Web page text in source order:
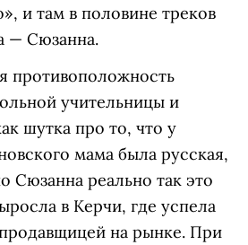
и там в половине треков
— Сюзанна.
противоположность
учительницы и
шутка про то, что у
мама была русская,
Сюзанна реально так это
в Керчи, где успела
на рынке. При